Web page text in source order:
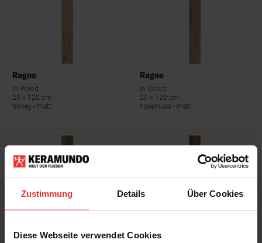
Zustimmung Details Über Cookies
Diese Webseite verwendet Cookies
Ragno
In Wood
20 x 120 cm
honey - matt
Ragno
In Wood
20 x 120 cm
haselnuss - matt
20 x 120 cm
20 x 120 cm